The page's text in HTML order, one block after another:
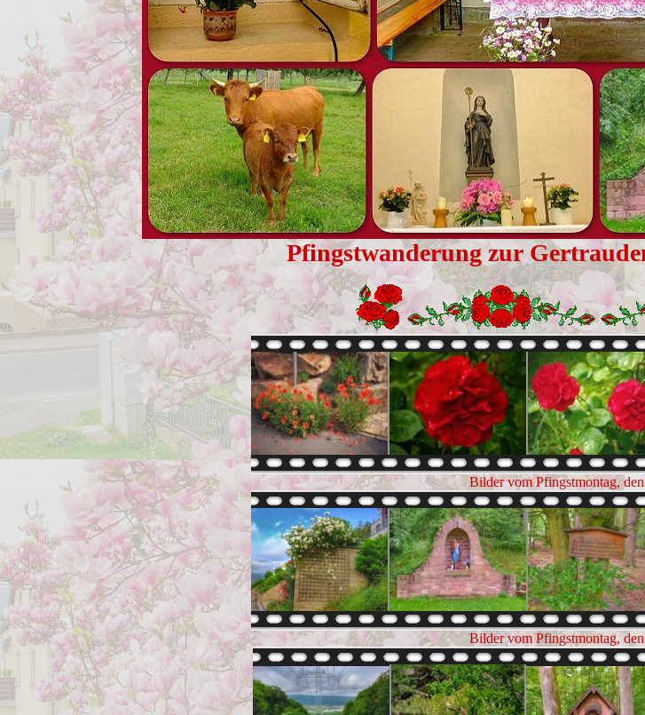
Pfingstwanderung zur
Bilder vom Pfingstmontag,
Bilder vom Pfingstmontag,